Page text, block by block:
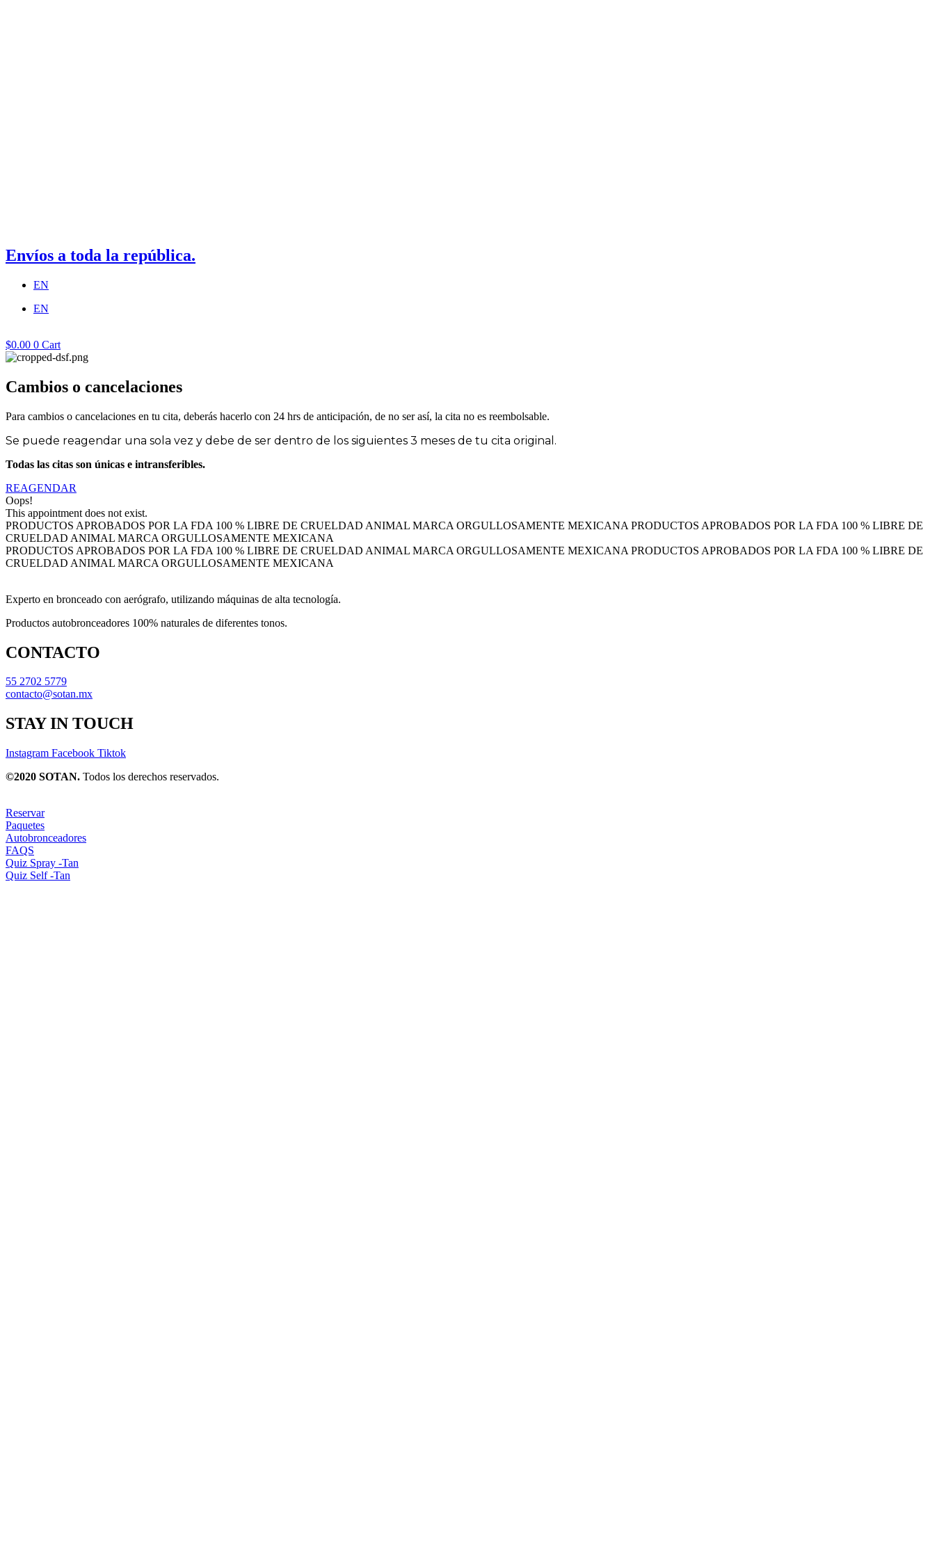
Envíos a toda la república.
EN
EN
$0.00 0 Cart
Cambios o cancelaciones
Para cambios o cancelaciones en tu cita, deberás hacerlo con 24 hrs de anticipación, de no ser así, la cita no es reembolsable.
Se puede reagendar una sola vez y debe de ser dentro de los siguientes 3 meses de tu cita original.
Todas las citas son únicas e intransferibles.
REAGENDAR
Oops!
This appointment does not exist.
PRODUCTOS APROBADOS POR LA FDA 100 % LIBRE DE CRUELDAD ANIMAL MARCA ORGULLOSAMENTE MEXICANA PRODUCTOS APROBADOS POR LA FDA 100 % LIBRE DE
CRUELDAD ANIMAL MARCA ORGULLOSAMENTE MEXICANA
PRODUCTOS APROBADOS POR LA FDA 100 % LIBRE DE CRUELDAD ANIMAL MARCA ORGULLOSAMENTE MEXICANA PRODUCTOS APROBADOS POR LA FDA 100 % LIBRE DE
CRUELDAD ANIMAL MARCA ORGULLOSAMENTE MEXICANA
Experto en bronceado con aerógrafo, utilizando máquinas de alta tecnología.
Productos autobronceadores 100% naturales de diferentes tonos.
CONTACTO
55 2702 5779
contacto@sotan.mx
STAY IN TOUCH
Instagram Facebook Tiktok
©2020 SOTAN. Todos los derechos reservados.
Reservar
Paquetes
Autobronceadores
FAQS
Quiz Spray -Tan
Quiz Self -Tan